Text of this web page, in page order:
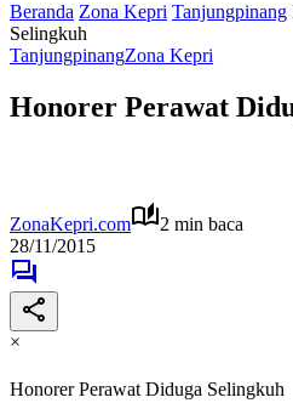
Beranda Zona Kepri Tanjungpinang
Selingkuh
TanjungpinangZona Kepri
Honorer Perawat
ZonaKepri.com
2 min baca
28/11/2015
×
Honorer Perawat Diduga Selingkuh